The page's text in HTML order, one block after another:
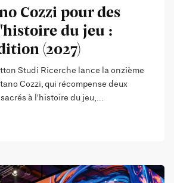
Cozzi pour des
du jeu :
(2027)
Studi Ricerche lance la onzième
Cozzi, qui récompense deux
à l'histoire du jeu,